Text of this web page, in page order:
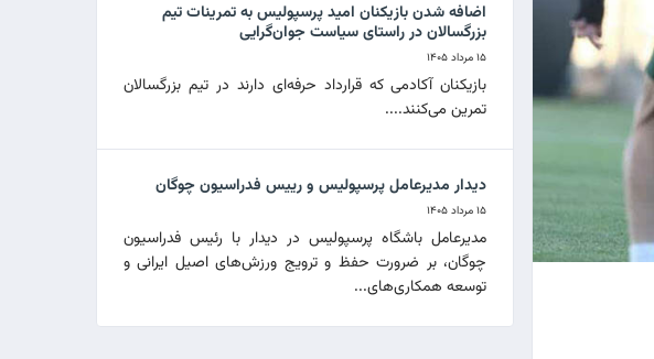
اضافه شدن بازیکنان امید پرسپولیس به تمرینات تیم
بزرگسالان در راستای سیاست جوان‌گرایی
۱۵ مرداد ۱۴۰۵
بازیکنان آکادمی که قرارداد حرفه‌ای دارند در تیم بزرگسالان
تمرین می‌کنند....
دیدار مدیرعامل پرسپولیس و رییس فدراسیون چوگان
۱۵ مرداد ۱۴۰۵
مدیرعامل باشگاه پرسپولیس در دیدار با رئیس فدراسیون
چوگان، بر ضرورت حفظ و ترویج ورزش‌های اصیل ایرانی و
توسعه همکاری‌های...